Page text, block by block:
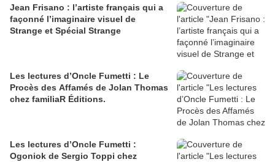
Jean Frisano : l’artiste français qui a
façonné l’imaginaire visuel de
Strange et Spécial Strange
Les lectures d’Oncle Fumetti : Le
Procès des Affamés de Jolan Thomas
chez familiaR Éditions.
Les lectures d’Oncle Fumetti :
Ogoniok de Sergio Toppi chez